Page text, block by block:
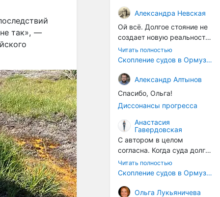
так», —
Александра Невская
Ой всё. Долгое стояние не
создает новую реальность.
Морские организмы всегда
накапливаются на судах.
на чистку от тех самых
организмов. И год за
годом, век за веком суда
разносят эти самые
организмы по пути
следования.
Читать полностью
Скопление судов в Ормузском проливе грозит катастрофическим распространением инвазивных видов
Александр Алтынов
Спасибо, Ольга!
Диссонансы прогресса
Анастасия
Гавердовская
С автором в целом
согласна. Когда суда долго
стоят в теплой воде, на их
корпусах активно
организмы, и потом они
Читать полностью
Скопление судов в Ормузском проливе грозит катастрофическим распространением инвазивных видов
Ольга Лукьяничева